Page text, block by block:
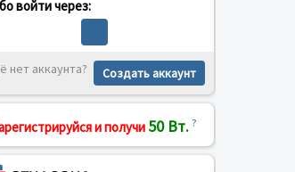
войти через:
нет аккаунта? Создать аккаунт
и получи 50 Вт. ?